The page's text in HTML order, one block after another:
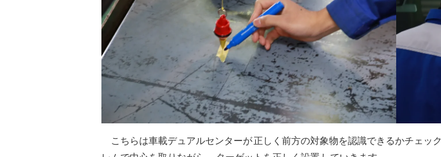
こちらは車載デュアルセンターが正しく前方の対象物を認識できるかチェック